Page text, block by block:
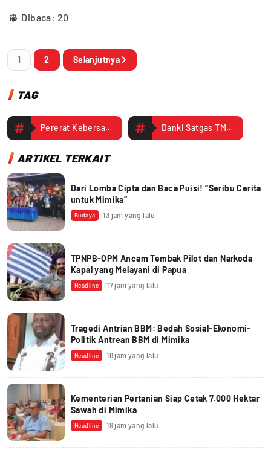
Dibaca: 20
1 2 Selanjutnya
TAG
Pererat Kebersamaan Danki Satgas TMMD Kodim 1710/Mimika Silaturahmi dengan Warga
ARTIKEL TERKAIT
Dari Lomba Cipta dan Baca Puisi! “Seribu Cerita
untuk Mimika”
Budaya 13 jam yang lalu
TPNPB-OPM Ancam Tembak Pilot dan Narkoda
Kapal yang Melayani di Papua
Headline 17 jam yang lalu
Tragedi Antrian BBM: Bedah Sosial-Ekonomi-
Politik Antrean BBM di Mimika
Headline 18 jam yang lalu
Kementerian Pertanian Siap Cetak 7.000 Hektar
Sawah di Mimika
Headline 19 jam yang lalu